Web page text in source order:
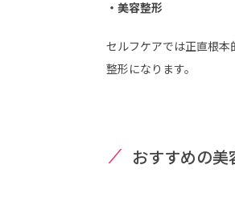
・美容整形
セルフケアでは正直根
整形になります。
おすすめの美